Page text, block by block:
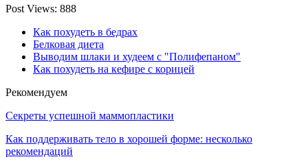
Post Views: 888
Как похудеть в бедрах
Белковая диета
Выводим шлаки и худеем с "Полифепаном"
Как похудеть на кефире с корицей
Рекомендуем
Секреты успешной маммопластики
Как поддерживать тело в хорошей форме: несколько
рекомендаций